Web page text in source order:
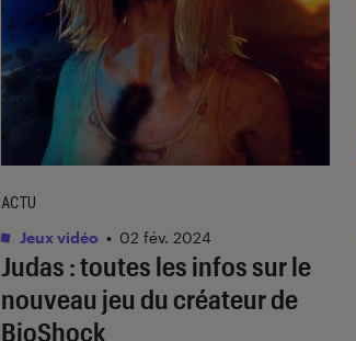
Judas : toutes les infos sur le
nouveau jeu du créateur de
BioShock
ACTU
Jeux vidéo • 02 fév. 2024